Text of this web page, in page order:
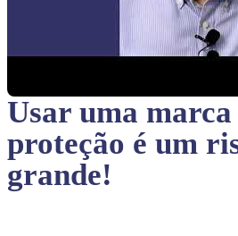
Usar uma marca
proteção é um
grande!